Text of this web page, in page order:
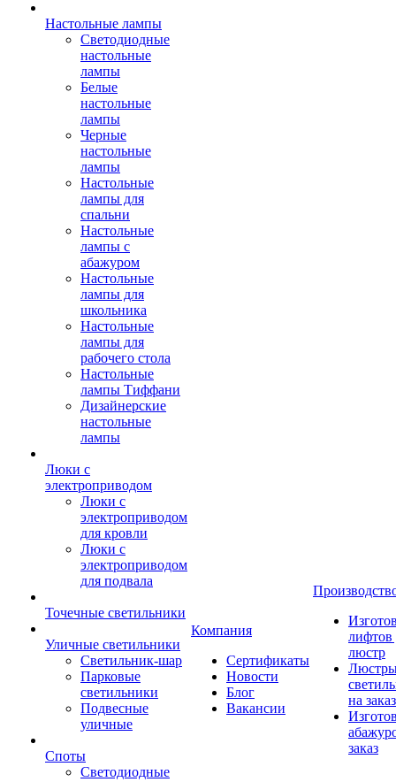
Настольные лампы
Светодиодные
настольные
лампы
Белые
настольные
лампы
Черные
настольные
лампы
Настольные
лампы для
спальни
Настольные
лампы с
абажуром
Настольные
лампы для
школьника
Настольные
лампы для
рабочего стола
Настольные
лампы Тиффани
Дизайнерские
настольные
лампы
Люки с
электроприводом
Люки с
электроприводом
для кровли
Люки с
электроприводом
для подвала
Точечные светильники
Уличные светильники
Светильник-шар
Парковые
светильники
Подвесные
уличные
Споты
Светодиодные
Компания
Сертификаты
Новости
Блог
Вакансии
лифтов
люстр
на заказ
заказ